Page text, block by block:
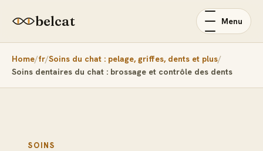
belcat Menu
Home fr Soins du chat : pelage, griffes, dents et plus
Soins dentaires du chat : brossage et contrôle des dents
SOINS